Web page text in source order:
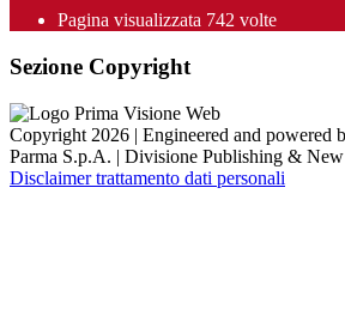
Pagina visualizzata 742 volte
Sezione Copyright
Copyright 2026 | Engineered and powered
Parma S.p.A. | Divisione Publishing &
Disclaimer trattamento dati personali